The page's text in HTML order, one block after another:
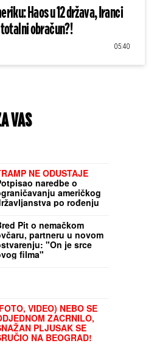
Haos u 12 država, Iranci
obračun?!
05:40
VAS
NE ODUSTAJE
naredbe o
američkog
po rođenju